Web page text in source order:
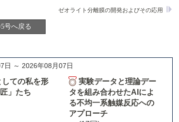
ゼオライト分離膜の開発およびその応用
号へ戻る
日 ～ 2026年08月07日
ての私を形
」たち
実験データと理論デー
タを組み合わせたAIによ
る不均一系触媒反応への
アプローチ